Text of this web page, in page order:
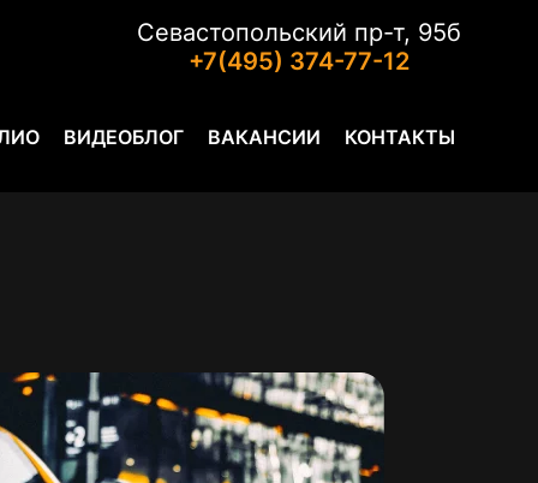
Севастопольский пр-т, 95б
+7(495) 374-77-12
ВИДЕОБЛОГ ВАКАНСИИ КОНТАКТЫ